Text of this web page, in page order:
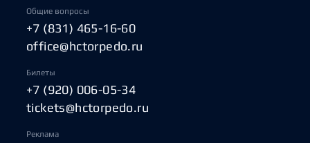
Общие вопросы
+7 (831) 465-16-60
office@hctorpedo.ru
Билеты
+7 (920) 006-05-34
tickets@hctorpedo.ru
Реклама